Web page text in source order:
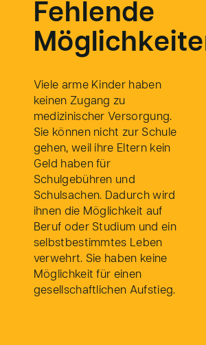
Fehlende
Viele arme Kinder haben
keinen Zugang zu
medizinischer Versorgung.
Sie können nicht zur Schule
gehen, weil ihre Eltern kein
Geld haben für
Schulgebühren und
Schulsachen. Dadurch wird
ihnen die Möglichkeit auf
Beruf oder Studium und ein
selbstbestimmtes Leben
verwehrt. Sie haben keine
Möglichkeit für einen
gesellschaftlichen Aufstieg.